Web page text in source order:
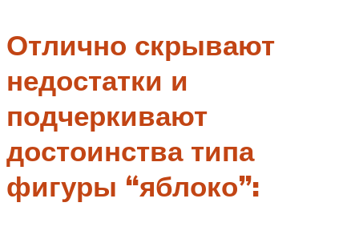
Отлично скрывают
недостатки и
подчеркивают
достоинства типа
фигуры “яблоко”: